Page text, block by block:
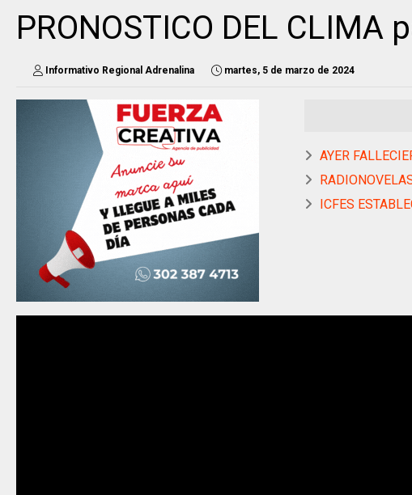
PRONOSTICO DEL
Informativo Regional Adrenalina martes, 5 de marzo de 2024
AYER
ICFES